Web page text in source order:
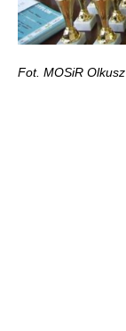
Fot. MOSiR Olkusz